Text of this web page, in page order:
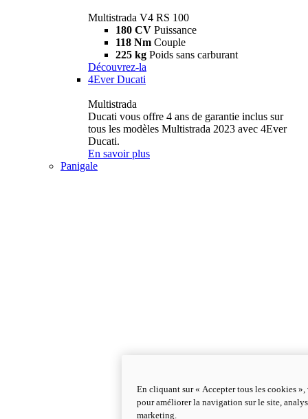
Multistrada V4 RS 100
180 CV Puissance
118 Nm Couple
225 kg Poids sans carburant
Découvrez-la
4Ever Ducati
Multistrada
Ducati vous offre 4 ans de garantie inclus sur
tous les modèles Multistrada 2023 avec 4Ever
Ducati.
En savoir plus
Panigale
En cliquant sur « Accepter tous les cookies
pour améliorer la navigation sur le site,
marketing.